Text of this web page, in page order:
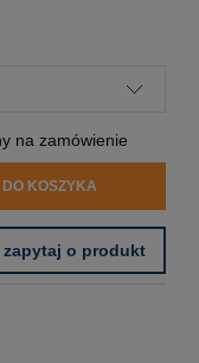
na zamówienie
DO KOSZYKA
zapytaj o produkt